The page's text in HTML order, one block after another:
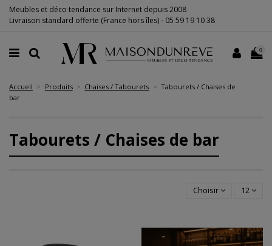
Meubles et déco tendance sur Internet depuis 2008
Livraison standard offerte (France hors îles) - 05 59 19 10 38
0
Accueil Produits Chaises / Tabourets
Tabourets / Chaises de
bar
Tabourets / Chaises de bar
Choisir 12